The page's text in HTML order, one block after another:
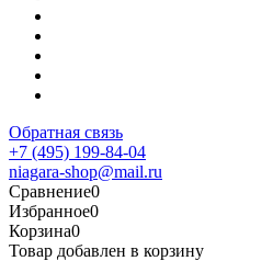
Обратная связь
+7 (495) 199-84-04
niagara-shop@mail.ru
Сравнение0
Избранное0
Корзина0
Товар добавлен в корзину